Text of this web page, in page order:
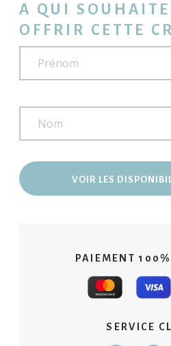
A QUI
OFFRIR CETTE
Prénom
Nom
VOIR LES
PAIEMENT
SERVICE